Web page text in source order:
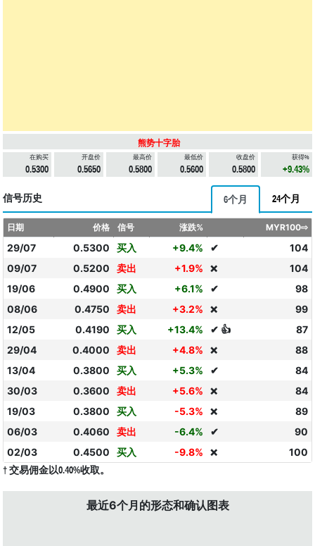
熊势十字胎
在购买
0.5300
开盘价
0.5650
最高价
0.5800
最低价
0.5600
收盘价
0.5800
获得%
+9.43%
信号历史 6个月 24个月
日期 价格 信号 涨跌% MYR100⇨
29/07 0.5300 买入 +9.4% ✔
104
09/07
0.5200 卖出 +1.9% ❌
104
19/06
0.4900 买入 +6.1% ✔
98
08/06
0.4750 卖出 +3.2% ❌
99
12/05
0.4190 买入 +13.4% ✔ 👍
87
29/04
0.4000 卖出 +4.8% ❌
88
13/04
0.3800 买入 +5.3% ✔
84
30/03
0.3600 卖出 +5.6% ❌
84
19/03
0.3800 买入 -5.3% ❌
89
06/03
0.4060 卖出 -6.4% ✔
90
02/03
0.4500 买入 -9.8% ❌ 100
† 交易佣金以0.40%收取。
最近6个月的形态和确认图表